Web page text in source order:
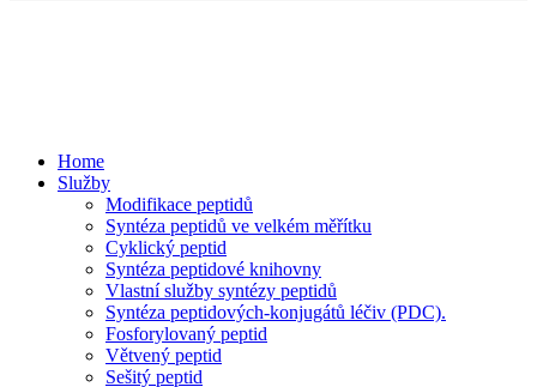
Home
Služby
Modifikace peptidů
Syntéza peptidů ve velkém měřítku
Cyklický peptid
Syntéza peptidové knihovny
Vlastní služby syntézy peptidů
Syntéza peptidových-konjugátů léčiv (PDC).
Fosforylovaný peptid
Větvený peptid
Sešitý peptid